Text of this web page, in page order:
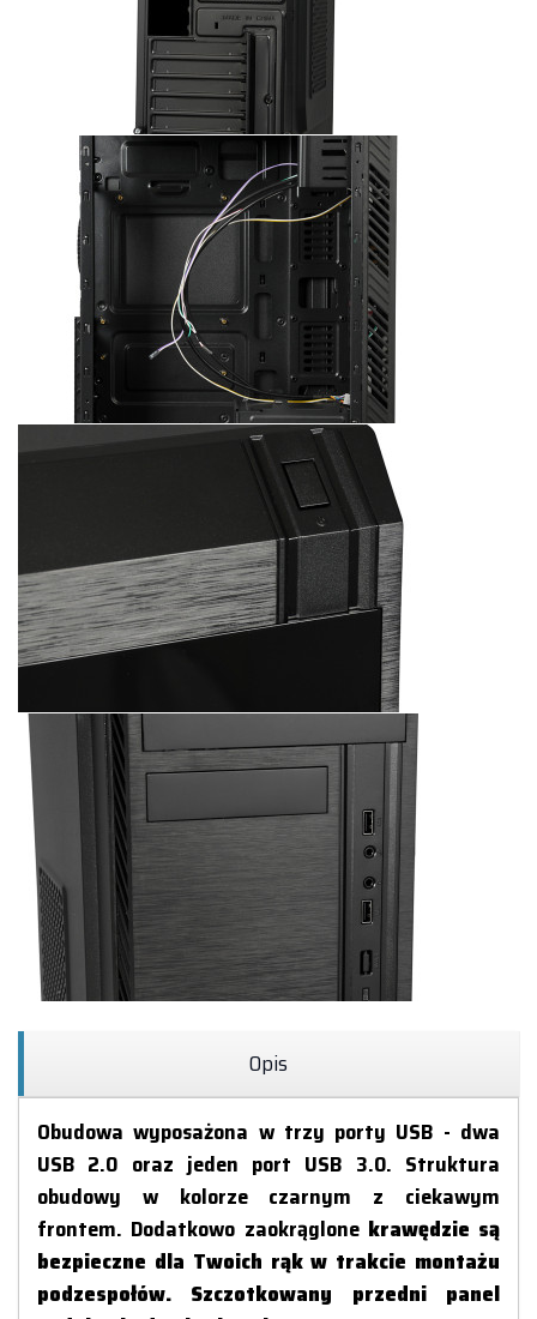
Opis
Obudowa wyposażona w trzy porty USB - dwa
USB 2.0 oraz jeden port USB 3.0. Struktura
obudowy w kolorze czarnym z ciekawym
frontem. Dodatkowo zaokrąglone krawędzie są
bezpieczne dla Twoich rąk w trakcie montażu
podzespołów. Szczotkowany przedni panel